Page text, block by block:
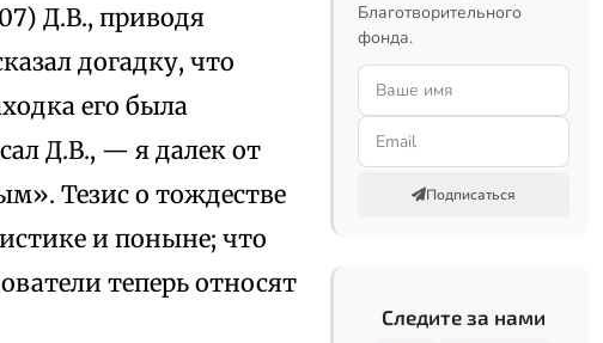
Д.В., приводя
догадку, что
его была
Д.В., — я далек от
Тезис о тождестве
и поныне; что
теперь относят
Благотворительного
фонда.
Подписаться
Следите за нами